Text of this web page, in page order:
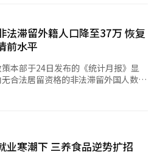
、成长及发展支持（3%）、健康及
工作制”（19%）和“自主休
。其他受关注的福利还包括夏季及冬
（6%）、远程办公或弹性工作
以及提供宿舍或员工公寓（4%）
37%。五天工作制、四大保险
居第三位，占18%。此外，使用率较
特定人群享有的福利（7%）、以及
品（6%）等也榜上有名。在希望新
法滞留外籍人口降至37万 恢复
前水平
本部于24日发布的《统计月报》显
合法居留资格的非法滞留外国人数量
约37万人水平。 数据显示，
万人，2022年激增至41.127万人，
则创42.3675万人的历史峰值。随着疫
复，2024年该数值回落至39.7522万
业寒潮下 三养食品逆势扩招